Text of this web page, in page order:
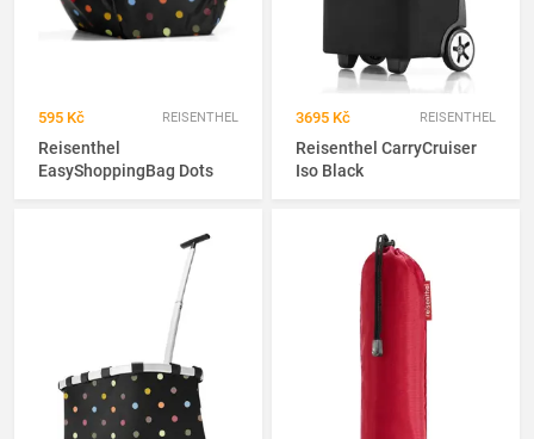
595 Kč REISENTHEL
Reisenthel
EasyShoppingBag Dots
3695 Kč REISENTHEL
Reisenthel CarryCruiser
Iso Black